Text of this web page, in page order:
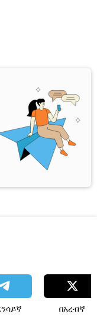
በአረብኛ